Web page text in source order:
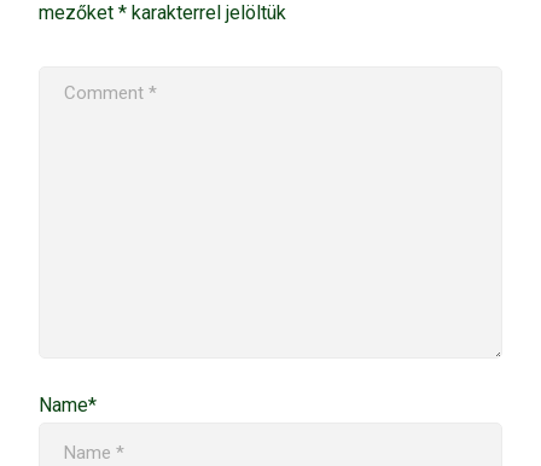
mezőket * karakterrel jelöltük
Name*